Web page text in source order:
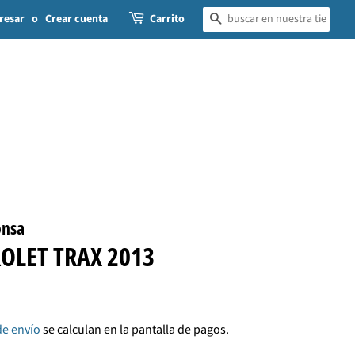
o Crear cuenta Carrito BUSCAR
TRAX 2013
envíose calculan en la pantalla de pagos.